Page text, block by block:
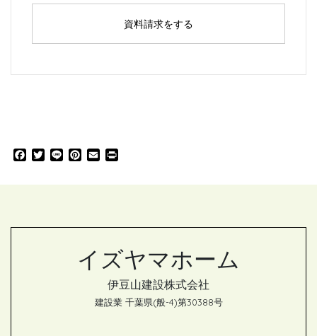
資料請求をする
F
o
T
r
P
e
t
E
イズヤマホーム
伊豆山建設株式会社
建設業 千葉県(般-4)第30388号